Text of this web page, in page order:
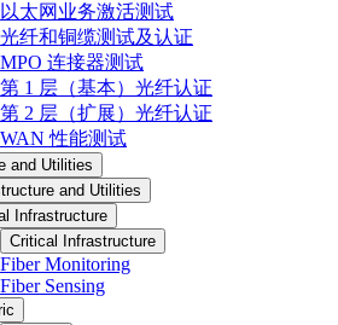
以太网业务激活测试
光纤和铜缆测试及认证
MPO 连接器测试
第 1 层（基本）光纤认证
第 2 层（扩展）光纤认证
WAN 性能测试
and Utilities
and Utilities
Infrastructure
Critical Infrastructure
Fiber Monitoring
Fiber Sensing